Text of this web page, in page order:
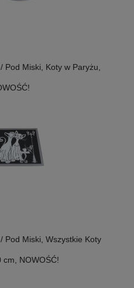
Pod Miski, Koty w Paryżu,
Pod Miski, Wszystkie Koty
cm, NOWOŚĆ!